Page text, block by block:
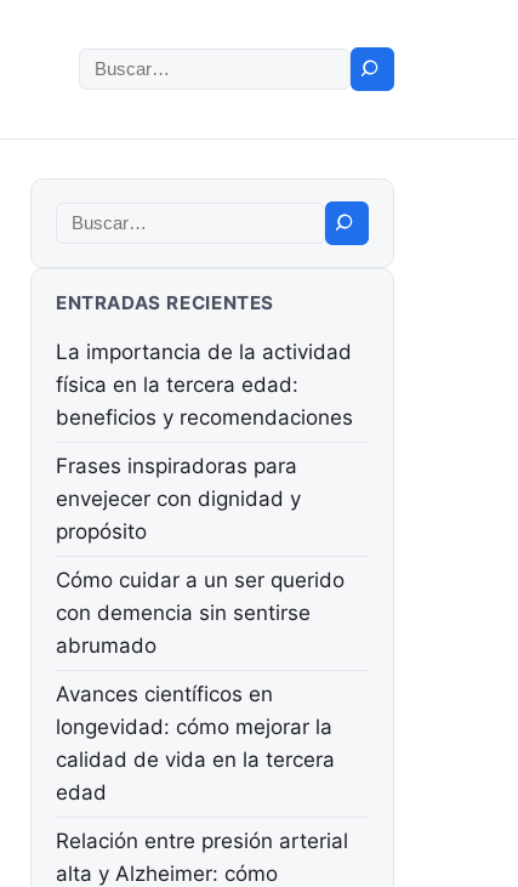
Buscar:
Buscar:
ENTRADAS RECIENTES
La importancia de la actividad
física en la tercera edad:
beneficios y recomendaciones
Frases inspiradoras para
envejecer con dignidad y
propósito
Cómo cuidar a un ser querido
con demencia sin sentirse
abrumado
Avances científicos en
longevidad: cómo mejorar la
calidad de vida en la tercera
edad
Relación entre presión arterial
alta y Alzheimer: cómo